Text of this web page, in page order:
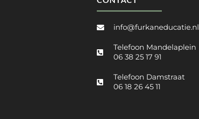
info@furkaneducatie.nl
Telefoon Mandelaplein
06 38 25 17 91
Telefoon Damstraat
06 18 26 45 11